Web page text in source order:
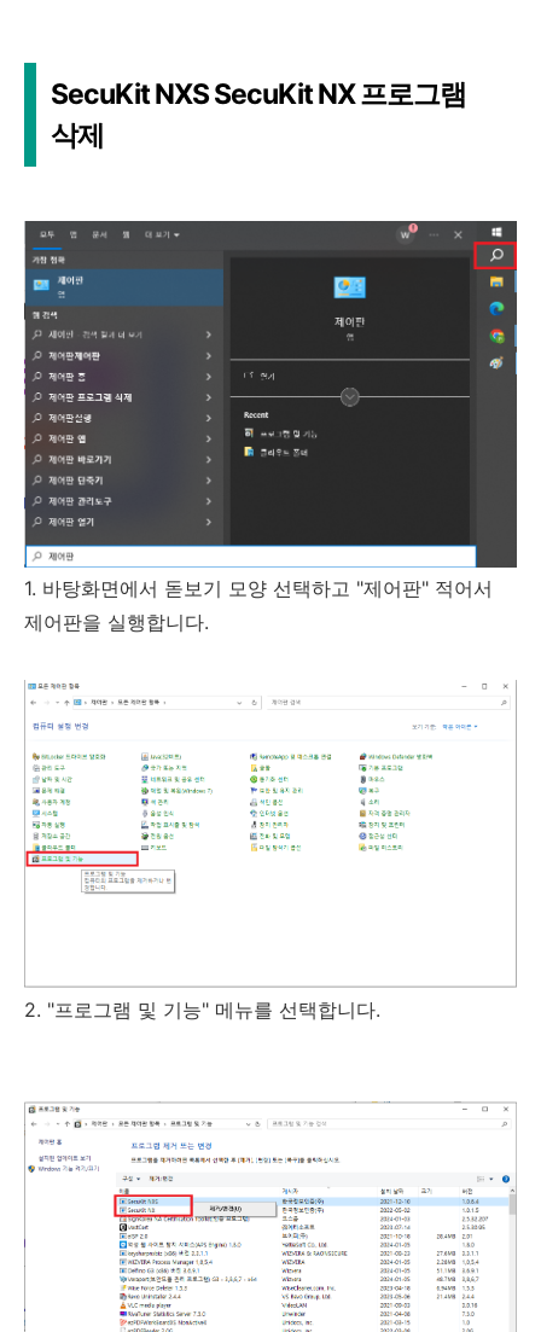
SecuKit NXS SecuKit NX 프로그램
삭제
1. 바탕화면에서 돋보기 모양 선택하고 "제어판" 적어서
제어판을 실행합니다.
2. "프로그램 및 기능" 메뉴를 선택합니다.